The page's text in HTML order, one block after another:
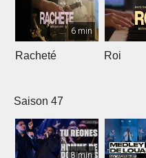
6 min
Racheté Roi
Saison 47
8 min